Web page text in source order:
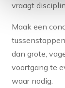
vraagt
Maak een
dan grote,
voortgang te
waar nodig.